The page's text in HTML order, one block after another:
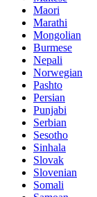
Maori
Marathi
Mongolian
Burmese
Nepali
Norwegian
Pashto
Persian
Punjabi
Serbian
Sesotho
Sinhala
Slovak
Slovenian
Somali